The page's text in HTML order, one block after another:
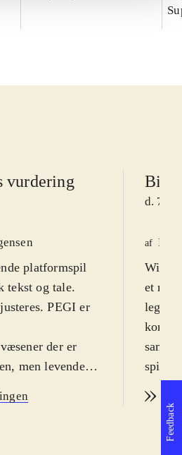
vurdering
platformspil
tekst og tale.
PEGI er
der er
men levende
Med til spillet
d. 7.
af
Wii.
et
spillet
Feedback